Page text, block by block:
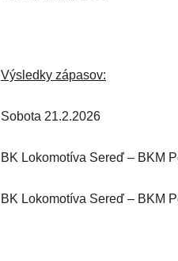
Výsledky zápasov:
Sobota 21.2.2026
BK Lokomotíva Sereď – BKM
BK Lokomotíva Sereď – BKM